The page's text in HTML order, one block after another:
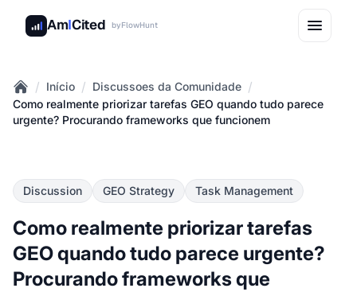
AmICited byFlowHunt
Home
/ Início / Discussoes da Comunidade /
Como realmente priorizar tarefas GEO quando tudo parece
urgente? Procurando frameworks que funcionem
Discussion GEO Strategy Task Management
Como realmente priorizar tarefas
GEO quando tudo parece urgente?
Procurando frameworks que